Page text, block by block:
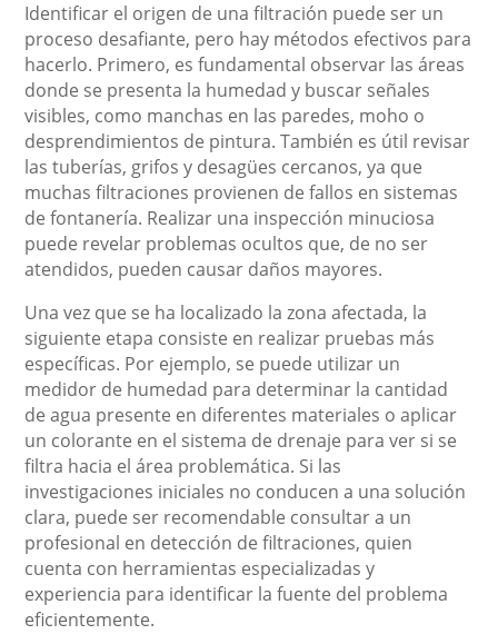
Identificar el origen de una filtración puede ser un
proceso desafiante, pero hay métodos efectivos para
hacerlo. Primero, es fundamental observar las áreas
donde se presenta la humedad y buscar señales
visibles, como manchas en las paredes, moho o
desprendimientos de pintura. También es útil revisar
las tuberías, grifos y desagües cercanos, ya que
muchas filtraciones provienen de fallos en sistemas
de fontanería. Realizar una inspección minuciosa
puede revelar problemas ocultos que, de no ser
atendidos, pueden causar daños mayores.
Una vez que se ha localizado la zona afectada, la
siguiente etapa consiste en realizar pruebas más
específicas. Por ejemplo, se puede utilizar un
medidor de humedad para determinar la cantidad
de agua presente en diferentes materiales o aplicar
un colorante en el sistema de drenaje para ver si se
filtra hacia el área problemática. Si las
investigaciones iniciales no conducen a una solución
clara, puede ser recomendable consultar a un
profesional en detección de filtraciones, quien
cuenta con herramientas especializadas y
experiencia para identificar la fuente del problema
eficientemente.